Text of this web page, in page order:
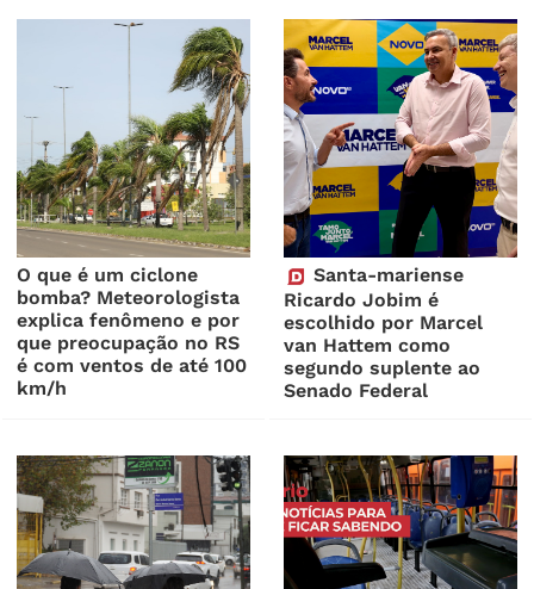
O que é um ciclone
bomba? Meteorologista
explica fenômeno e por
que preocupação no RS
é com ventos de até 100
km/h
Santa-mariense
Ricardo Jobim é
escolhido por Marcel
van Hattem como
segundo suplente ao
Senado Federal